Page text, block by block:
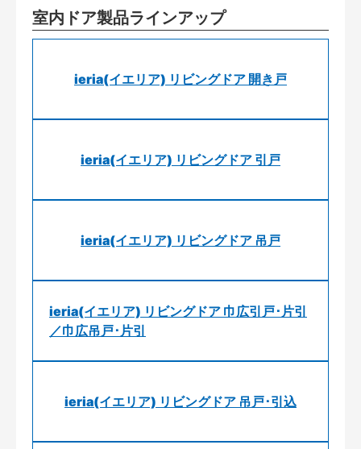
室内ドア製品ラインアップ
ieria(イエリア) リビングドア 開き戸
ieria(イエリア) リビングドア 引戸
ieria(イエリア) リビングドア 吊戸
ieria(イエリア) リビングドア 巾広引戸･片引
／巾広吊戸･片引
ieria(イエリア) リビングドア 吊戸･引込